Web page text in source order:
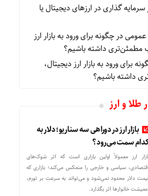
سرمایه گذاری در ارزهای دیجیتال یا
عمومیدرچگونه برای ورود به بازار ارز
مطمئن‌تری داشته باشیم؟
برای ورود به بازار ارز دیجیتال،
داشته باشیم؟
طلا و ارز
بازار ارز در دوراهی سه سناریو؛ دلار به
سمت می‌رود؟
ارز معمولاً اولین بازاری است که اثر شوک‌های
سیاسی و خارجی را منعکس می‌کند؛ بازاری که
دلار محدود نمی‌شود و می‌تواند به سرعت بر تورم،
خانوارها اثر بگذارد.